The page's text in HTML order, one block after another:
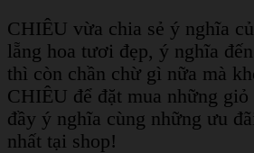
CHIÊU vừa chia sẻ ý nghĩa
lẵng hoa tươi đẹp, ý nghĩa
thì còn chần chừ gì nữa mà
CHIÊU để đặt mua những
đầy ý nghĩa cùng những ưu
nhất tại shop!